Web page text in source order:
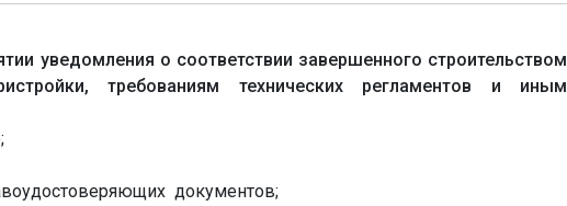
уведомления о соответствии завершенного строительством
требованиям технических регламентов и иным
документов;